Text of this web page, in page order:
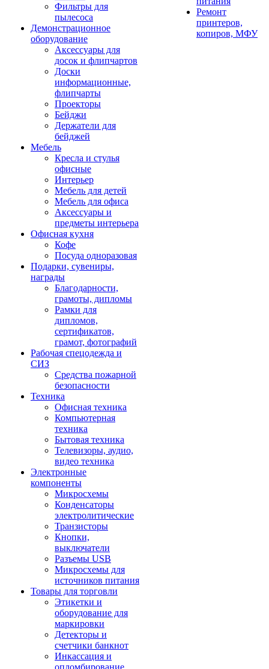
Фильтры для
пылесоса
Демонстрационное
оборудование
Аксессуары для
досок и флипчартов
Доски
информационные,
флипчарты
Проекторы
Бейджи
Держатели для
бейджей
Мебель
Кресла и стулья
офисные
Интерьер
Мебель для детей
Мебель для офиса
Аксессуары и
предметы интерьера
Офисная кухня
Кофе
Посуда одноразовая
Подарки, сувениры,
награды
Благодарности,
грамоты, дипломы
Рамки для
дипломов,
сертификатов,
грамот, фотографий
Рабочая спецодежда и
СИЗ
Средства пожарной
безопасности
Техника
Офисная техника
Компьютерная
техника
Бытовая техника
Телевизоры, аудио,
видео техника
Электронные
компоненты
Микросхемы
Конденсаторы
электролитические
Транзисторы
Кнопки,
выключатели
Разъемы USB
Микросхемы для
источников питания
Товары для торговли
Этикетки и
оборудование для
маркировки
Детекторы и
счетчики банкнот
Инкассация и
опломбирование
Ремонт
принтеров,
копиров, МФУ